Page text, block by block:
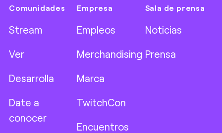
Comunidades
Stream
Ver
Desarrolla
Date a
conocer
Empresa
Empleos
Merchandising
Marca
TwitchCon
Encuentros
Sala de prensa
Noticias
Prensa